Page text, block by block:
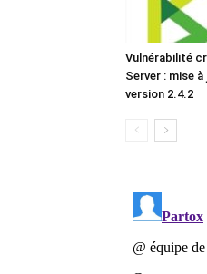
Vulnérabilité
Server : mise
version 2.4.2